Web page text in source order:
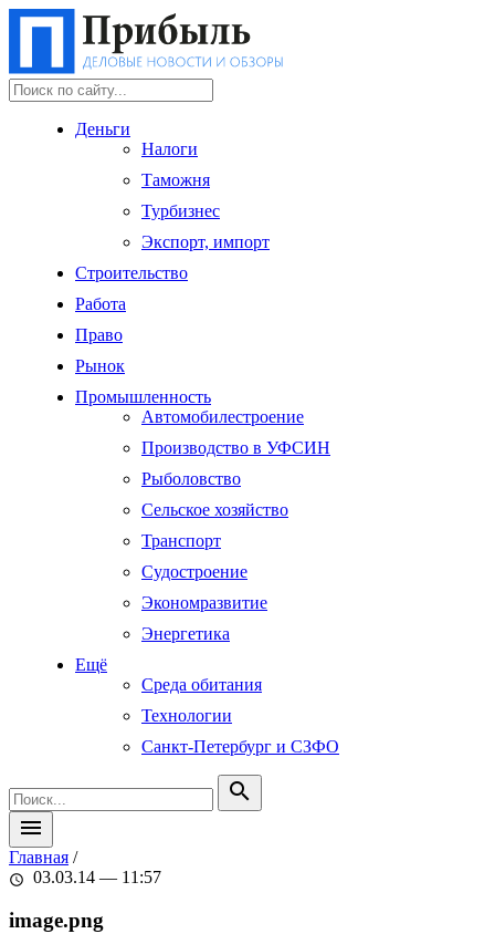
Деньги
Налоги
Таможня
Турбизнес
Экспорт, импорт
Строительство
Работа
Право
Рынок
Промышленность
Автомобилестроение
Производство в УФСИН
Рыболовство
Сельское хозяйство
Транспорт
Судостроение
Экономразвитие
Энергетика
Ещё
Среда обитания
Технологии
Санкт-Петербург и СЗФО
search
menu
Главная /
schedule 03.03.14 — 11:57
image.png